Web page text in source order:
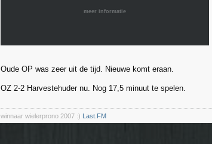
meer informatie
Oude OP was zeer uit de tijd. Nieuwe komt eraan.
OZ 2-2 Harvestehuder nu. Nog 17,5 minuut te spelen.
winnaar wielerprono 2007 :) Last.FM